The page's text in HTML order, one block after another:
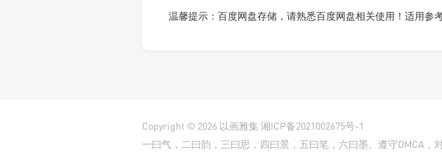
温馨提示：百度网盘存储，请熟悉百度网盘相关使用！适用参
Copyright © 2026 以画雅集 湘ICP备2021002675号-1
一曰气，二曰韵，三曰思，四曰景，五曰笔，六曰墨。遵守DMCA，